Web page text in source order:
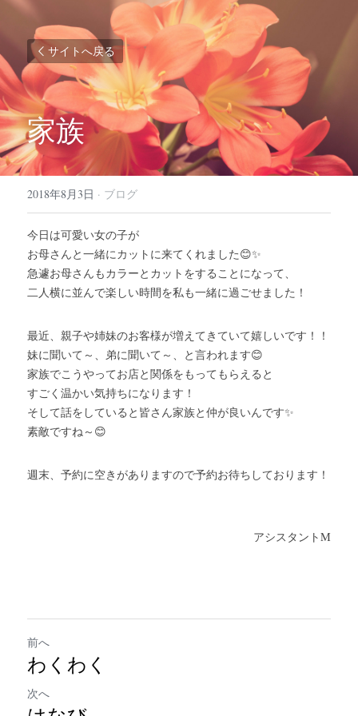
サイトへ戻る
家族
2018年8月3日 · ブログ
今日は可愛い女の子が
お母さんと一緒にカットに来てくれました😊✨
急遽お母さんもカラーとカットをすることになって、
二人横に並んで楽しい時間を私も一緒に過ごせました！
最近、親子や姉妹のお客様が増えてきていて嬉しいです！！
妹に聞いて～、弟に聞いて～、と言われます😊
家族でこうやってお店と関係をもってもらえると
すごく温かい気持ちになります！
そして話をしていると皆さん家族と仲が良いんです✨
素敵ですね～😊
週末、予約に空きがありますので予約お待ちしております！
アシスタントM
前へ
わくわく
次へ